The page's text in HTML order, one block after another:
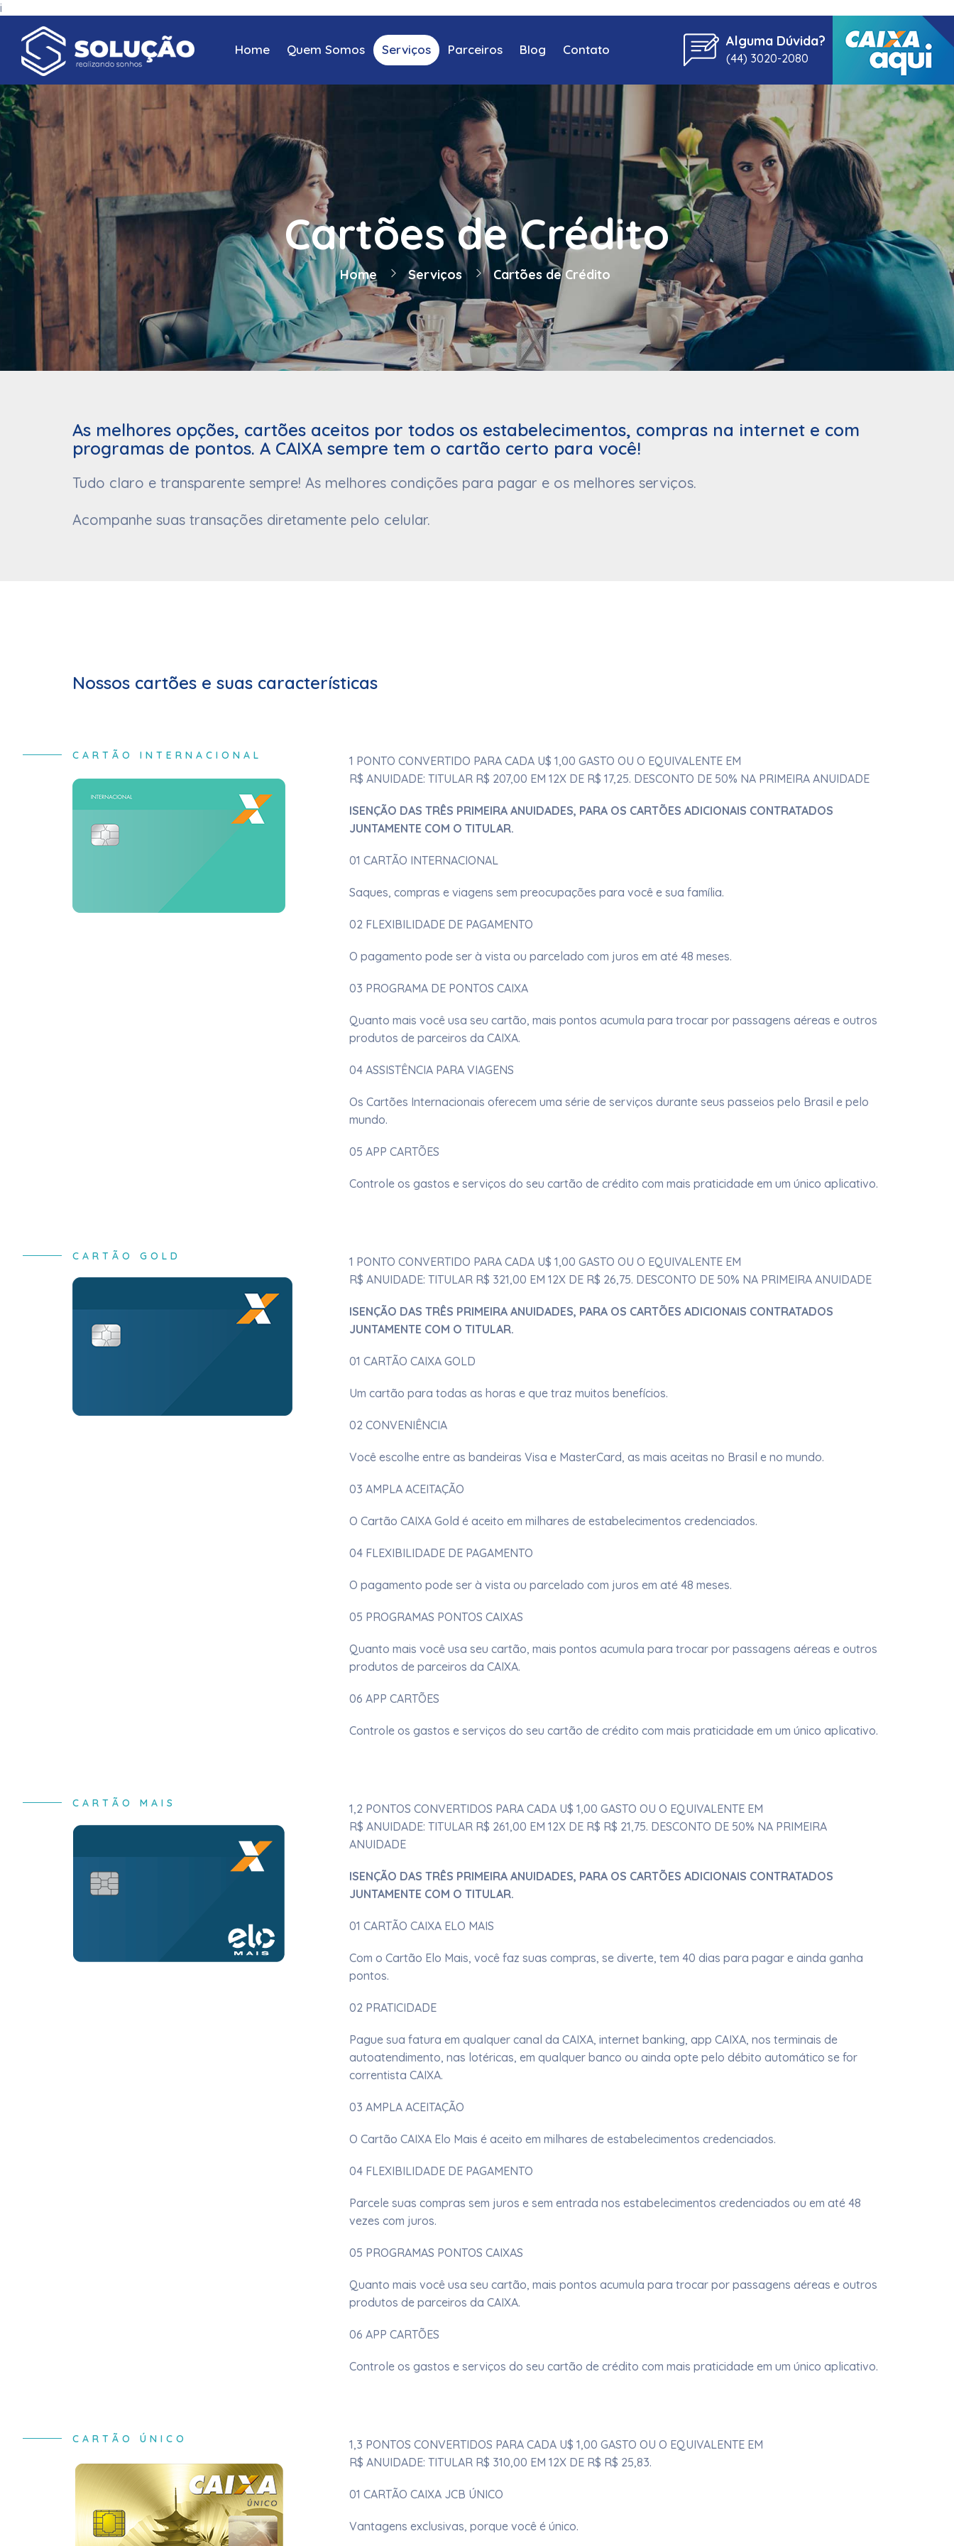
i
Home Quem Somos Serviços Parceiros Blog Contato
Alguma Dúvida?
(44) 3020-2080
Cartões de Crédito
Home Serviços Cartões de Crédito
As melhores opções, cartões aceitos por todos os estabelecimentos, compras na internet e com
programas de pontos. A CAIXA sempre tem o cartão certo para você!
Tudo claro e transparente sempre! As melhores condições para pagar e os melhores serviços.
Acompanhe suas transações diretamente pelo celular.
Nossos cartões e suas características
CARTÃO INTERNACIONAL
1 PONTO CONVERTIDO PARA CADA U$ 1,00 GASTO OU O EQUIVALENTE EM
R$ ANUIDADE: TITULAR R$ 207,00 EM 12X DE R$ 17,25. DESCONTO DE 50% NA PRIMEIRA ANUIDADE
ISENÇÃO DAS TRÊS PRIMEIRA ANUIDADES, PARA OS CARTÕES ADICIONAIS CONTRATADOS
JUNTAMENTE COM O TITULAR.
01 CARTÃO INTERNACIONAL
Saques, compras e viagens sem preocupações para você e sua família.​
02 FLEXIBILIDADE DE PAGAMENTO
O pagamento pode ser à vista ou parcelado com juros em até 48 meses.
03 PROGRAMA DE PONTOS CAIXA
Quanto mais você usa seu cartão, mais pontos acumula para trocar por passagens aéreas e outros
produtos de parceiros da CAIXA.​
04 ASSISTÊNCIA PARA VIAGENS
Os Cartões Internacionais oferecem uma série de serviços durante seus passeios pelo Brasil e pelo
mundo.​
05 APP CARTÕES
Controle os gastos e serviços do seu cartão de crédito com mais praticidade em um único aplicativo.
CARTÃO GOLD
1 PONTO CONVERTIDO PARA CADA U$ 1,00 GASTO OU O EQUIVALENTE EM
R$ ANUIDADE: TITULAR R$ 321,00 EM 12X DE R$ 26,75. DESCONTO DE 50% NA PRIMEIRA ANUIDADE
ISENÇÃO DAS TRÊS PRIMEIRA ANUIDADES, PARA OS CARTÕES ADICIONAIS CONTRATADOS
JUNTAMENTE COM O TITULAR.
01 CARTÃO CAIXA GOLD
Um cartão para todas as horas e que traz muitos benefícios.​
02 CONVENIÊNCIA
Você escolhe entre as bandeiras Visa e MasterCard, as mais aceitas no Brasil e no mundo.
03 AMPLA ACEITAÇÃO
O Cartão CAIXA Gold é aceito em milhares de estabelecimentos credenciados.
04 FLEXIBILIDADE DE PAGAMENTO
O pagamento pode ser à vista ou parcelado com juros em até 48 meses.​
05 PROGRAMAS PONTOS CAIXAS
Quanto mais você usa seu cartão, mais pontos acumula para trocar por passagens aéreas e outros
produtos de parceiros da CAIXA.​​​
06 APP CARTÕES
Controle os gastos e serviços do seu cartão de crédito com mais praticidade em um único aplicativo.
CARTÃO MAIS
1,2 PONTOS CONVERTIDOS PARA CADA U$ 1,00 GASTO OU O EQUIVALENTE EM
R$ ANUIDADE: TITULAR R$ 261,00 EM 12X DE R$ R$ 21,75. DESCONTO DE 50% NA PRIMEIRA
ANUIDADE
ISENÇÃO DAS TRÊS PRIMEIRA ANUIDADES, PARA OS CARTÕES ADICIONAIS CONTRATADOS
JUNTAMENTE COM O TITULAR.
01 CARTÃO CAIXA ELO MAIS
​Com o Cartão Elo Mais, você faz suas compras, se diverte, tem 40 dias para pagar e ainda ganha
pontos.​
02 PRATICIDADE
​Pague sua fatura em qualquer canal da CAIXA, internet banking, app CAIXA, nos terminais de
autoatendimento, nas lotéricas, em qualquer banco ou ainda opte pelo débito automático se for
correntista CAIXA.​​​​
03 AMPLA ACEITAÇÃO
O Cartão CAIXA Elo Mais é aceito em milhares de estabelecimentos credenciados.​
04 FLEXIBILIDADE DE PAGAMENTO
​Parcele suas compras sem juros e sem entrada nos estabelecimentos credenciados ou em até 48
vezes com juros.​
05 PROGRAMAS PONTOS CAIXAS
Quanto mais você usa seu cartão, mais pontos acumula para trocar por passagens aéreas e outros
produtos de parceiros da CAIXA.​​​
06 APP CARTÕES
Controle os gastos e serviços do seu cartão de crédito com mais praticidade em um único aplicativo.
CARTÃO ÚNICO
1,3 PONTOS CONVERTIDOS PARA CADA U$ 1,00 GASTO OU O EQUIVALENTE EM
R$ ANUIDADE: TITULAR R$ 310,00 EM 12X DE R$ R$ 25,83.
01 CARTÃO CAIXA JCB ÚNICO
Vantagens exclusivas, porque você é único.​